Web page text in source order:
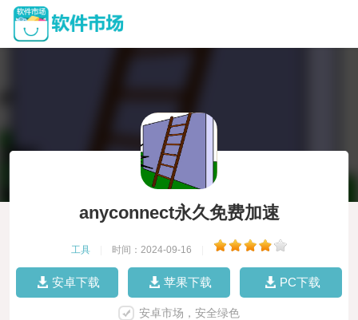
anyconnect永久免费加速
工具 时间：2024-09-16
安卓下载 苹果下载 PC下载
安卓市场，安全绿色